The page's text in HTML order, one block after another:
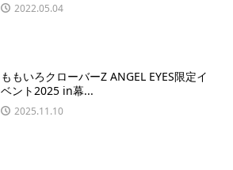
2022.05.04
ももいろクローバーZ ANGEL EYES限定イ
ベント2025 in幕...
2025.11.10